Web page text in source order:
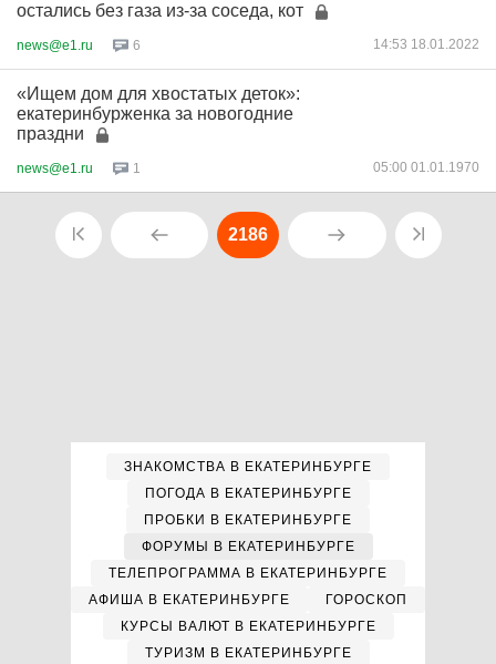
остались без газа из-за соседа, кот
news@e1.ru 6 14:53 18.01.2022
«Ищем дом для хвостатых деток»:
екатеринбурженка за новогодние
праздни
news@e1.ru 1 05:00 01.01.1970
2186
ЗНАКОМСТВА В ЕКАТЕРИНБУРГЕ
ПОГОДА В ЕКАТЕРИНБУРГЕ
ПРОБКИ В ЕКАТЕРИНБУРГЕ
ФОРУМЫ В ЕКАТЕРИНБУРГЕ
ТЕЛЕПРОГРАММА В ЕКАТЕРИНБУРГЕ
АФИША В ЕКАТЕРИНБУРГЕ
ГОРОСКОП
КУРСЫ ВАЛЮТ В ЕКАТЕРИНБУРГЕ
ТУРИЗМ В ЕКАТЕРИНБУРГЕ